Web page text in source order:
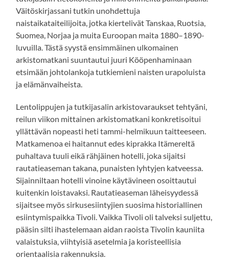
Väitöskirjassani tutkin unohdettuja
naistaikataiteilijoita, jotka kiertelivät Tanskaa, Ruotsia,
Suomea, Norjaa ja muita Euroopan maita 1880–1890-
luvuilla. Tästä syystä ensimmäinen ulkomainen
arkistomatkani suuntautui juuri Kööpenhaminaan
etsimään johtolankoja tutkiemieni naisten urapoluista
ja elämänvaiheista.
Lentolippujen ja tutkijasalin arkistovaraukset tehtyäni,
reilun viikon mittainen arkistomatkani konkretisoitui
yllättävän nopeasti heti tammi-helmikuun taitteeseen.
Matkamenoa ei haitannut edes kiprakka Itämereltä
puhaltava tuuli eikä rähjäinen hotelli, joka sijaitsi
rautatieaseman takana, punaisten lyhtyjen katveessa.
Sijainniltaan hotelli vinoine käytävineen osoittautui
kuitenkin loistavaksi. Rautatieaseman läheisyydessä
sijaitsee myös sirkusesiintyjien suosima historiallinen
esiintymispaikka Tivoli. Vaikka Tivoli oli talveksi suljettu,
pääsin silti ihastelemaan aidan raoista Tivolin kauniita
valaistuksia, viihtyisiä asetelmia ja koristeellisia
orientaalisia rakennuksia.